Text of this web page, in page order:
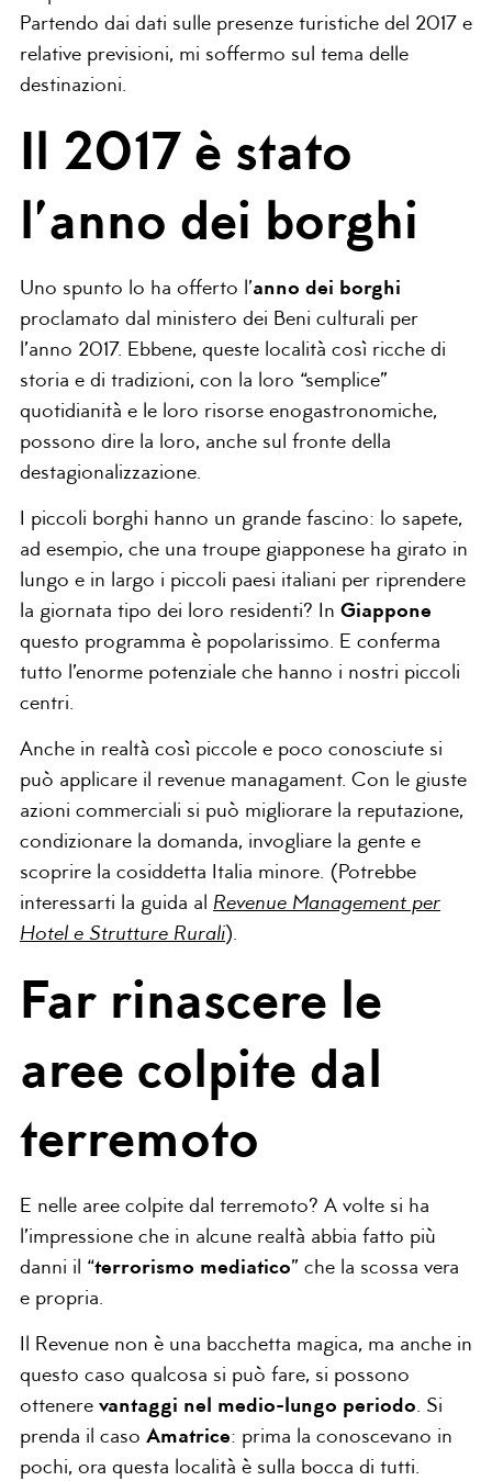
Partendo dai dati sulle presenze turistiche del 2017 e
relative previsioni, mi soffermo sul tema delle
destinazioni.
Il 2017 è stato
l’anno dei borghi
Uno spunto lo ha offerto l’anno dei borghi
proclamato dal ministero dei Beni culturali per
l’anno 2017. Ebbene, queste località così ricche di
storia e di tradizioni, con la loro “semplice”
quotidianità e le loro risorse enogastronomiche,
possono dire la loro, anche sul fronte della
destagionalizzazione.
I piccoli borghi hanno un grande fascino: lo sapete,
ad esempio, che una troupe giapponese ha girato in
lungo e in largo i piccoli paesi italiani per riprendere
la giornata tipo dei loro residenti? In Giappone
questo programma è popolarissimo. E conferma
tutto l’enorme potenziale che hanno i nostri piccoli
centri.
Anche in realtà così piccole e poco conosciute si
può applicare il revenue managament. Con le giuste
azioni commerciali si può migliorare la reputazione,
condizionare la domanda, invogliare la gente e
scoprire la cosiddetta Italia minore. (Potrebbe
interessarti la guida al Revenue Management per
Hotel e Strutture Rurali).
Far rinascere le
aree colpite dal
terremoto
E nelle aree colpite dal terremoto? A volte si ha
l’impressione che in alcune realtà abbia fatto più
danni il “terrorismo mediatico” che la scossa vera
e propria.
Il Revenue non è una bacchetta magica, ma anche in
questo caso qualcosa si può fare, si possono
ottenere vantaggi nel medio-lungo periodo. Si
prenda il caso Amatrice: prima la conoscevano in
pochi, ora questa località è sulla bocca di tutti.